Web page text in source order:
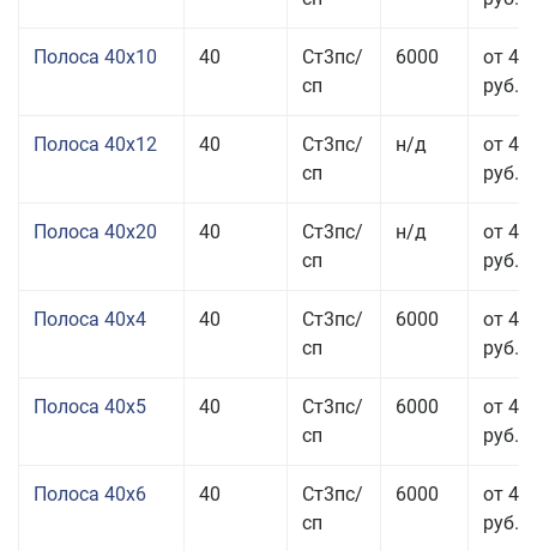
Полоса 40x10 40
Ст3пс/
сп
6000
от 45
руб.
Полоса 40x12 40
Ст3пс/
сп
н/д
от 44
руб.
Полоса 40x20 40
Ст3пс/
сп
н/д
от 47
руб.
Полоса 40x4 40
Ст3пс/
сп
6000
от 43
руб.
Полоса 40x5 40
Ст3пс/
сп
6000
от 43
руб.
Полоса 40x6 40
Ст3пс/
сп
6000
от 43
руб.